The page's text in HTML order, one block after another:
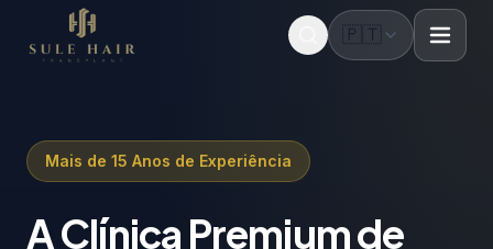
🇵🇹
Mais de 15 Anos de Experiência
A Clínica Premium de